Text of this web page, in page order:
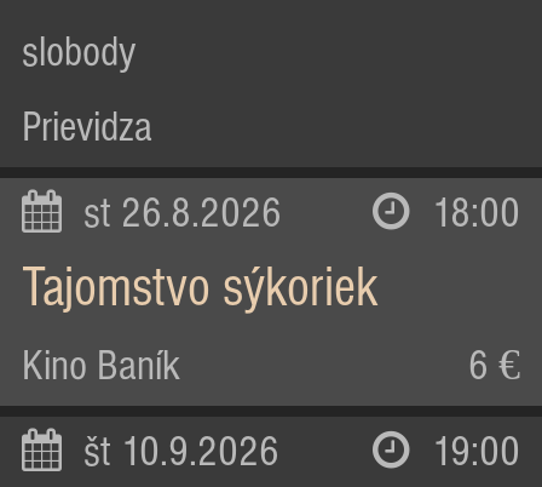
slobody
Prievidza
st 26.8.2026 18:00
Tajomstvo sýkoriek
Kino Baník 6 €
št 10.9.2026 19:00